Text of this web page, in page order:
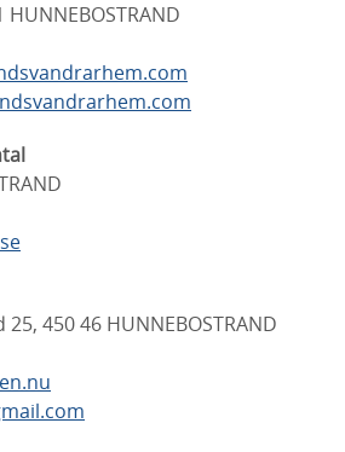
450 46 HUNNEBOSTRAND